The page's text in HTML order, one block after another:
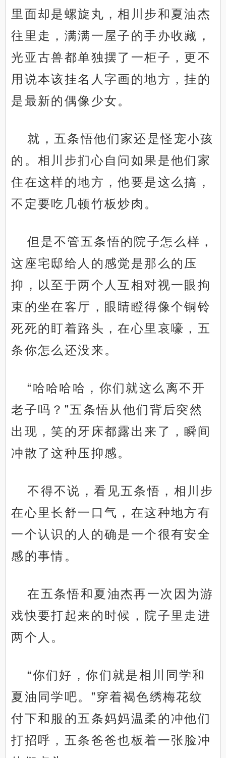
里面却是螺旋丸，相川步和夏油杰
往里走，满满一屋子的手办收藏，
光亚古兽都单独摆了一柜子，更不
用说本该挂名人字画的地方，挂的
是最新的偶像少女。
就，五条悟他们家还是怪宠小孩
的。相川步扪心自问如果是他们家
住在这样的地方，他要是这么搞，
不定要吃几顿竹板炒肉。
但是不管五条悟的院子怎么样，
这座宅邸给人的感觉是那么的压
抑，以至于两个人互相对视一眼拘
束的坐在客厅，眼睛瞪得像个铜铃
死死的盯着路头，在心里哀嚎，五
条你怎么还没来。
“哈哈哈哈，你们就这么离不开
老子吗？”五条悟从他们背后突然
出现，笑的牙床都露出来了，瞬间
冲散了这种压抑感。
不得不说，看见五条悟，相川步
在心里长舒一口气，在这种地方有
一个认识的人的确是一个很有安全
感的事情。
在五条悟和夏油杰再一次因为游
戏快要打起来的时候，院子里走进
两个人。
“你们好，你们就是相川同学和
夏油同学吧。”穿着褐色绣梅花纹
付下和服的五条妈妈温柔的冲他们
打招呼，五条爸爸也板着一张脸冲